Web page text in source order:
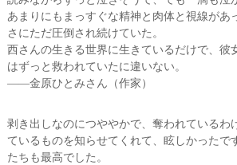
あまりにもまっすぐな精神と肉体と視線があ
さにただ圧倒され続けていた。
西さんの生きる世界に生きているだけで、彼
はずっと救われていたに違いない。
――金原ひとみさん（作家）
剥き出しなのにつややかで、奪われているわ
ているものを知らせてくれて、眩しかったで
たちも最高でした。